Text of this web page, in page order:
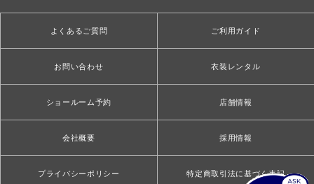
よくあるご質問 ご利用ガイド
お問い合わせ 衣装レンタル
ショールーム予約 店舗情報
会社概要 採用情報
プライバシーポリシー 特定商取引法に基づく表記